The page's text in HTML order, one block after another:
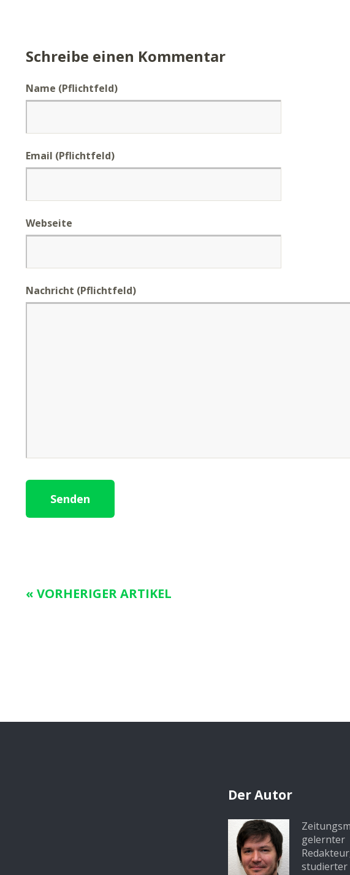
Schreibe einen Kommentar
Name (Pflichtfeld)
Email (Pflichtfeld)
Webseite
Nachricht (Pflichtfeld)
« VORHERIGER ARTIKEL
Der Autor
gelernter
studierter